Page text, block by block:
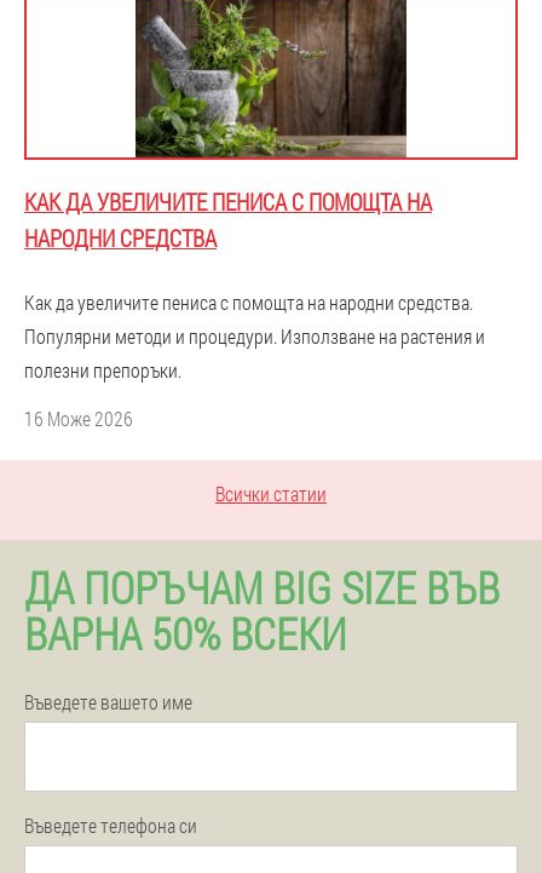
КАК ДА УВЕЛИЧИТЕ ПЕНИСА С ПОМОЩТА НА
НАРОДНИ СРЕДСТВА
Как да увеличите пениса с помощта на народни средства.
Популярни методи и процедури. Използване на растения и
полезни препоръки.
16 Може 2026
Всички статии
ДА ПОРЪЧАМ BIG SIZE ВЪВ
ВАРНА 50% ВСЕКИ
Въведете вашето име
Въведете телефона си